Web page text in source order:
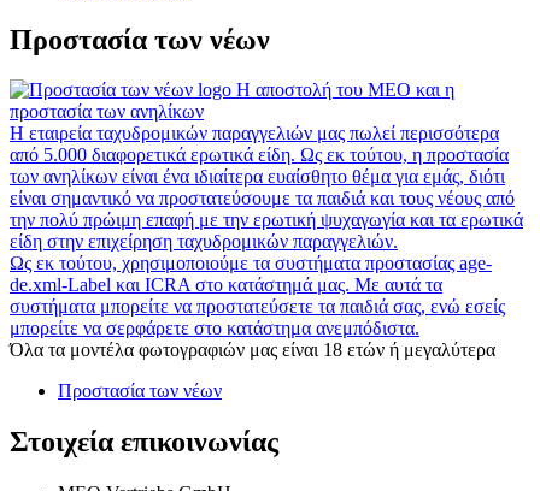
Προστασία των νέων
Η αποστολή του MEO και η
προστασία των ανηλίκων
Η εταιρεία ταχυδρομικών παραγγελιών μας πωλεί περισσότερα
από 5.000 διαφορετικά ερωτικά είδη. Ως εκ τούτου, η προστασία
των ανηλίκων είναι ένα ιδιαίτερα ευαίσθητο θέμα για εμάς, διότι
είναι σημαντικό να προστατεύσουμε τα παιδιά και τους νέους από
την πολύ πρώιμη επαφή με την ερωτική ψυχαγωγία και τα ερωτικά
είδη στην επιχείρηση ταχυδρομικών παραγγελιών.
Ως εκ τούτου, χρησιμοποιούμε τα συστήματα προστασίας age-
de.xml-Label και ICRA στο κατάστημά μας. Με αυτά τα
συστήματα μπορείτε να προστατεύσετε τα παιδιά σας, ενώ εσείς
μπορείτε να σερφάρετε στο κατάστημα ανεμπόδιστα.
Όλα τα μοντέλα φωτογραφιών μας είναι 18 ετών ή μεγαλύτερα
Προστασία των νέων
Στοιχεία επικοινωνίας